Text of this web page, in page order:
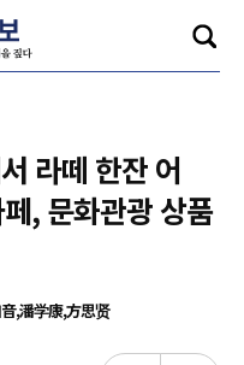
라떼 한잔 어
, 문화관광 상품
,潘学康,方思贤